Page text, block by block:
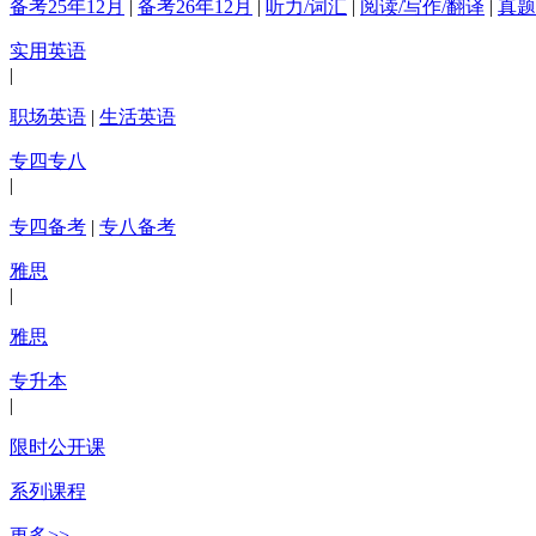
备考25年12月 | 备考26年12月 | 听力/词汇 | 阅读/写作/翻译 | 真
实用英语
|
职场英语 | 生活英语
专四专八
|
专四备考 | 专八备考
雅思
|
雅思
专升本
|
限时公开课
系列课程